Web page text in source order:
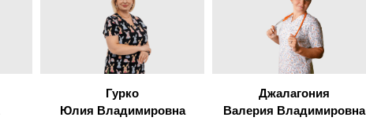
Гурко
Юлия Владимировна
Джалагония
Валерия Владимировна